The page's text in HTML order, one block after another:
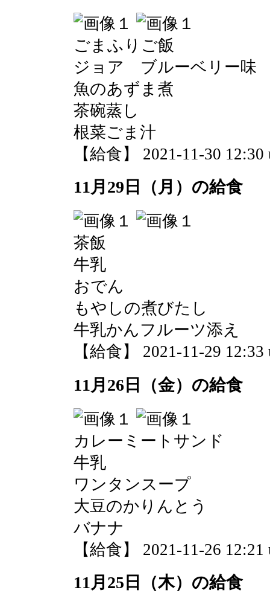
ごまふりご飯
ジョア ブルーベリー味
魚のあずま煮
茶碗蒸し
根菜ごま汁
【給食】 2021-11-30 12:30
11月29日（月）の給食
茶飯
牛乳
おでん
もやしの煮びたし
牛乳かんフルーツ添え
【給食】 2021-11-29 12:33
11月26日（金）の給食
カレーミートサンド
牛乳
ワンタンスープ
大豆のかりんとう
バナナ
【給食】 2021-11-26 12:21
11月25日（木）の給食